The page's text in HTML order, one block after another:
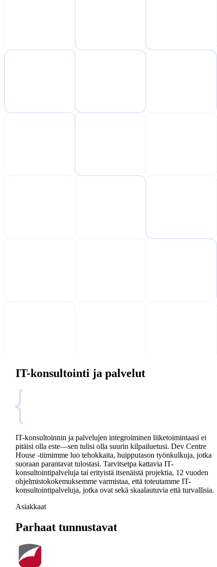
IT-konsultointi ja palvelut
IT-konsultoinnin ja palvelujen integroiminen liiketoimintaasi ei
pitäisi olla este—sen tulisi olla suurin kilpailuetusi. Dev Centre
House -tiimimme luo tehokkaita, huipputason työnkulkuja, jotka
suoraan parantavat tulostasi. Tarvitsetpa kattavia IT-
konsultointipalveluja tai erityistä itsenäistä projektia, 12 vuoden
ohjelmistokokemuksemme varmistaa, että toteutamme IT-
konsultointipalveluja, jotka ovat sekä skaalautuvia että turvallisia.
Asiakkaat
Parhaat tunnustavat